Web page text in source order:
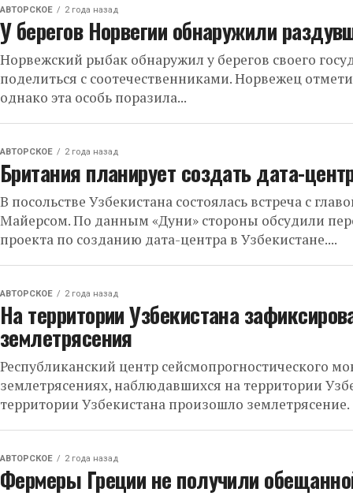
АВТОРСКОЕ 2 года назад
У берегов Норвегии обнаружили
Норвежский рыбак обнаружил у берегов своего
поделиться с соотечественниками. Норвежец
однако эта особь поразила...
АВТОРСКОЕ 2 года назад
Британия планирует создать дата-
В посольстве Узбекистана состоялась встреча с
Майерсом. По данным «Дуни» стороны обсудили
проекта по созданию дата-центра в Узбекистане....
АВТОРСКОЕ 2 года назад
На территории Узбекистана
землетрясения
Республиканский центр сейсмопрогностического
землетрясениях, наблюдавшихся на территории
территории Узбекистана произошло
АВТОРСКОЕ 2 года назад
Фермеры Греции не получили